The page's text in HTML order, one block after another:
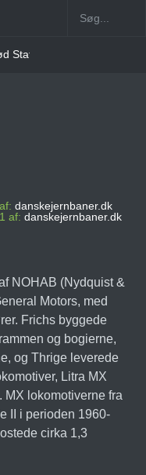
Station
danskejernbaner.dk
af: danskejernbaner.dk
NOHAB (Nydquist &
Motors, med
Frichs byggede
og bogierne,
og Thrige leverede
Litra MX
MX lokomotiverne fra
II i perioden 1960-
cirka 1,3